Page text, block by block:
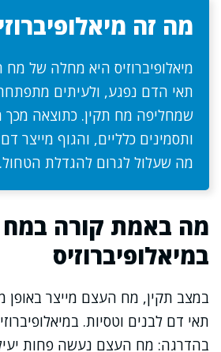
מה זה
מיאלופיברוזיס היא מחלה של
תאי הדם נפגע, ולעיתים
שמחליפה מח תקין. כתוצאה מכך
ותסמינים כלליים, והגוף מייצר
מה שעלול לגרום להגדלת הטחול.
מה באמת קורה
במיאלופיברוזיס
במצב תקין, מח העצם מייצר באופן
תאי דם לבנים וטסיות.
בהדרגה: מח העצם נעשה פחות